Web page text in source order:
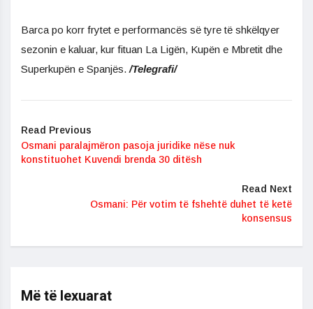
Barca po korr frytet e performancës së tyre të shkëlqyer
sezonin e kaluar, kur fituan La Ligën, Kupën e Mbretit dhe
Superkupën e Spanjës. /Telegrafi/
Read Previous
Osmani paralajmëron pasoja juridike nëse nuk
konstituohet Kuvendi brenda 30 ditësh
Read Next
Osmani: Për votim të fshehtë duhet të ketë
konsensus
Më të lexuarat